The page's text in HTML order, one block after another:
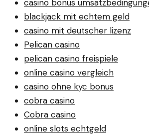
casino bonus
blackjack mit echtem geld
casino mit deutscher lizenz
Pelican casino
pelican casino freispiele
online casino vergleich
casino ohne kyc bonus
cobra casino
Cobra casino
online slots echtgeld